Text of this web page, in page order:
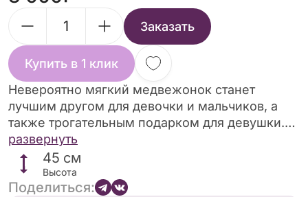
Заказать
Купить в 1 клик
Невероятно мягкий медвежонок станет
лучшим другом для девочки и мальчиков, а
также трогательным подарком для девушки.
Идеальная игрушка для сна и ежедневных игр.
Милый и пушистый мишка с оригинальной
текстурой шерсти развивает тактильное
восприятие и фантазию. Отличный подарок на
развернуть
45 см
Высота
Поделиться: